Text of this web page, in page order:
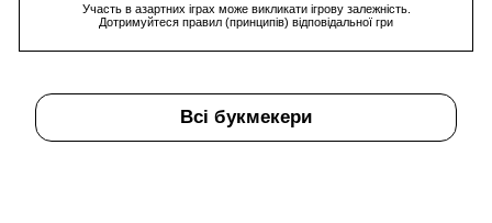
Участь в азартних іграх може викликати ігрову залежність.
Дотримуйтеся правил (принципів) відповідальної гри
Всі букмекери